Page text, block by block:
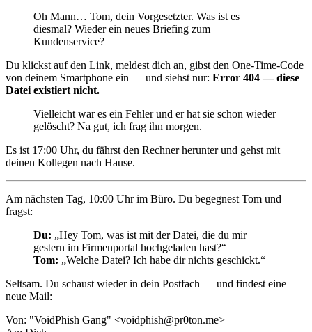
Oh Mann… Tom, dein Vorgesetzter. Was ist es
diesmal? Wieder ein neues Briefing zum
Kundenservice?
Du klickst auf den Link, meldest dich an, gibst den One-Time-Code
von deinem Smartphone ein — und siehst nur: Error 404 — diese
Datei existiert nicht.
Vielleicht war es ein Fehler und er hat sie schon wieder
gelöscht? Na gut, ich frag ihn morgen.
Es ist 17:00 Uhr, du fährst den Rechner herunter und gehst mit
deinen Kollegen nach Hause.
Am nächsten Tag, 10:00 Uhr im Büro. Du begegnest Tom und
fragst:
Du: „Hey Tom, was ist mit der Datei, die du mir
gestern im Firmenportal hochgeladen hast?“
Tom: „Welche Datei? Ich habe dir nichts geschickt.“
Seltsam. Du schaust wieder in dein Postfach — und findest eine
neue Mail:
Von: "VoidPhish Gang" <voidphish@pr0ton.me>